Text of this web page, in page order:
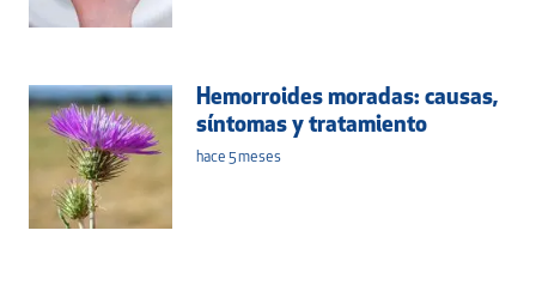
Hemorroides moradas: causas,
síntomas y tratamiento
hace 5 meses